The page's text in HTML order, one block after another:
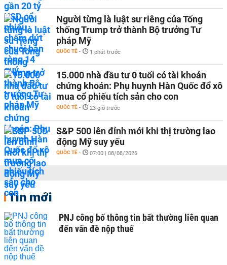
Người từng là luật sư riêng của Tổng
thống Trump trở thành Bộ trưởng Tư
pháp Mỹ
QUỐC TẾ - 1 phút trước
15.000 nhà đầu tư 0 tuổi có tài khoản
chứng khoán: Phụ huynh Hàn Quốc đổ xô
mua cổ phiếu tích sản cho con
QUỐC TẾ - 23 giờ trước
S&P 500 lên đỉnh mới khi thị trường lao
động Mỹ suy yếu
QUỐC TẾ - 07:00 | 08/08/2026
Tin mới
PNJ công bố thông tin bất thường liên quan
đến vấn đề nộp thuế